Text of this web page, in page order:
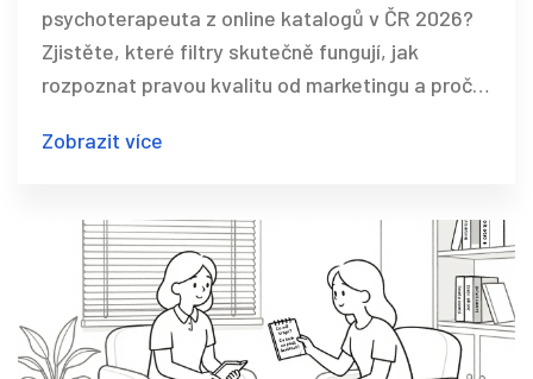
psychoterapeuta z online katalogů v ČR 2026?
Zjistěte, které filtry skutečně fungují, jak
rozpoznat pravou kvalitu od marketingu a proč
průvodce pro klienty, kteří už nechtějí hádat.
Zobrazit více